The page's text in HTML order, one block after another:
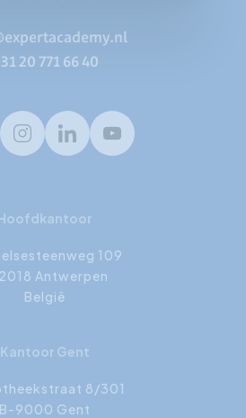
20 771 66 40
InstagramLinkedInYoutube
109
Antwerpen
België
Kantoor Gent
8/301
B-9000 Gent